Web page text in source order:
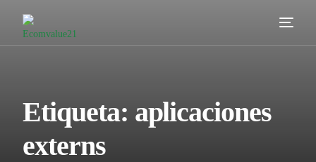
Etiqueta: aplicaciones
externs
Valor añadido